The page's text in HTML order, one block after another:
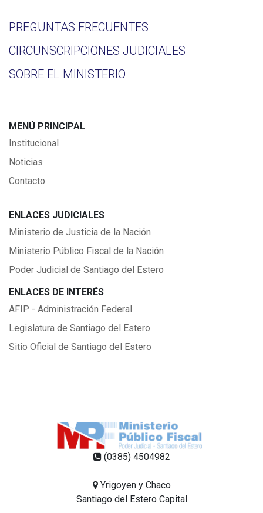
PREGUNTAS FRECUENTES
CIRCUNSCRIPCIONES JUDICIALES
SOBRE EL MINISTERIO
MENÚ PRINCIPAL
Institucional
Noticias
Contacto
ENLACES JUDICIALES
Ministerio de Justicia de la Nación
Ministerio Público Fiscal de la Nación
Poder Judicial de Santiago del Estero
ENLACES DE INTERÉS
AFIP - Administración Federal
Legislatura de Santiago del Estero
Sitio Oficial de Santiago del Estero
(0385) 4504982
Yrigoyen y Chaco
Santiago del Estero Capital